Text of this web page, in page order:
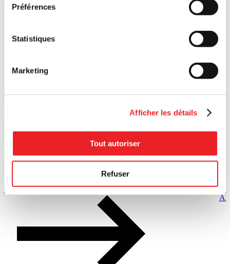
Préférences
Statistiques
Marketing
Afficher les détails
Tout autoriser
Refuser